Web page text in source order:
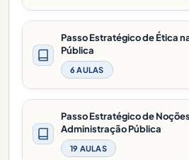
Passo Estratégico de Ética
Pública
6 AULAS
Passo Estratégico de
Administração Pública
19 AULAS